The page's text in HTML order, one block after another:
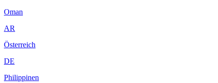
Oman
AR
Österreich
DE
Philippinen